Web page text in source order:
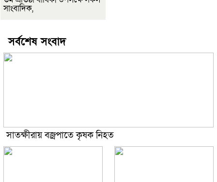
সাংবাদিক,
সর্বশেষ সংবাদ
সাতক্ষীরায় বজ্রপাতে কৃষক নিহত